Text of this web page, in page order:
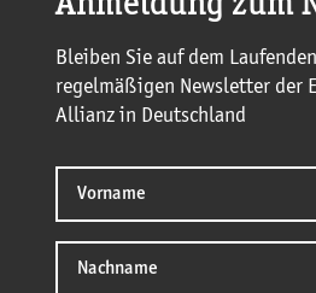
Bleiben Sie auf dem
regelmäßigen Newsletter der
Allianz in Deutschland